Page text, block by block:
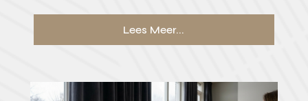
Lees Meer...